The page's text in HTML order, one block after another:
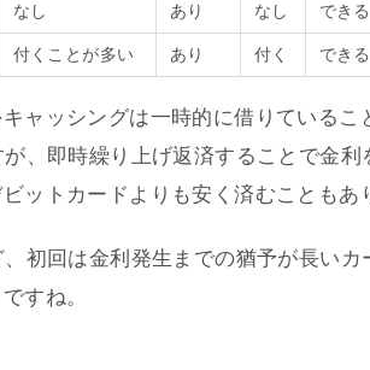
なし あり なし できる
付くことが多い あり 付く できる
ャッシングは一時的に借りているこ
、即時繰り上げ返済することで金
ットカードよりも安く済むこともあ
初回は金利発生までの猶予が長いカ
すね。